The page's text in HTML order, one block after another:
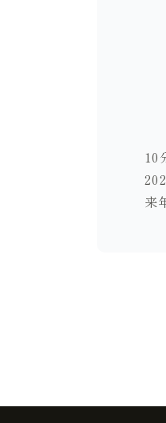
10
来